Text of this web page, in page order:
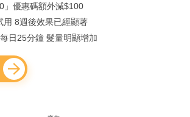
」優惠碼額外減$100
用 8週後效果已經顯著
日25分鐘 髮量明顯增加